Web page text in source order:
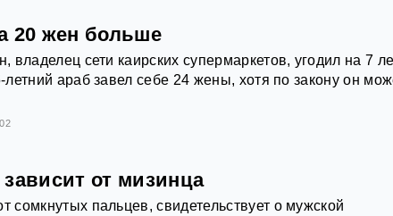
20 жен больше
владелец сети каирских супермаркетов, угодил на 7
араб завел себе 24 жены, хотя по закону он
от мизинца
сомкнутых пальцев, свидетельствует о мужской